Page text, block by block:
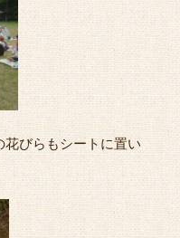
びらもシートに置い